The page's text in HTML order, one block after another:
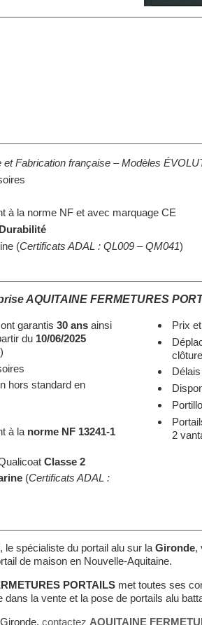
et Fabrication française – Modèles
à la norme NF et avec marquage CE
(Certificats ADAL : QL009 – QM041)
AQUITAINE FERMETURES
garantis 30 ans ainsi
du 10/06/2025
)
hors standard en
à la norme NF 13241-1
Classe 2
(Certificats ADAL :
Prix
2
, le spécialiste du portail alu sur la Gironde,
de maison en Nouvelle-Aquitaine.
PORTAILS met toutes ses
la vente et la pose de portails alu
contactez AQUITAINE